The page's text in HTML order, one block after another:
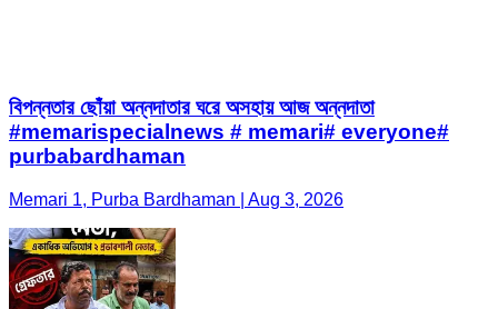
বিপন্নতার ছোঁয়া অন্নদাতার ঘরে অসহায় আজ অন্নদাতা
#memarispecialnews # memari# everyone#
purbabardhaman
Memari 1, Purba Bardhaman | Aug 3, 2026